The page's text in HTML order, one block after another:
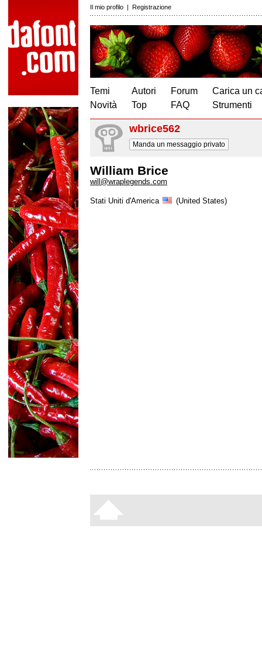
Il mio profilo | Registrazione
Temi
Novità
Autori
Top
Forum
FAQ
Carica un
Strumenti
wbrice562
Manda un messaggio privato
William Brice
will@wraplegends.com
Stati Uniti d'America (United States)